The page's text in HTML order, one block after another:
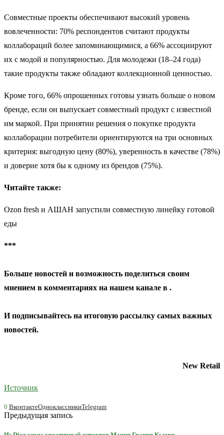
Совместные проекты обеспечивают высокий уровень
вовлеченности: 70% респондентов считают продукты
коллабораций более запоминающимися, а 66% ассоциируют
их с модой и популярностью. Для молодежи (18–24 года)
такие продукты также обладают коллекционной ценностью.
Кроме того, 66% опрошенных готовы узнать больше о новом
бренде, если он выпускает совместный продукт с известной
им маркой. При принятии решения о покупке продукта
коллаборации потребители ориентируются на три основных
критерия: выгодную цену (80%), уверенность в качестве (78%)
и доверие хотя бы к одному из брендов (75%).
Читайте также:
Ozon fresh и АШАН запустили совместную линейку готовой
еды
***
Больше новостей и возможность поделиться своим
мнением в комментариях на нашем канале в .
Иподписывайтесь на итоговую рассылку самых важных
новостей.
New Retail
Источник
0 ВконтактеОдноклассникиTelegram
Предыдущая запись